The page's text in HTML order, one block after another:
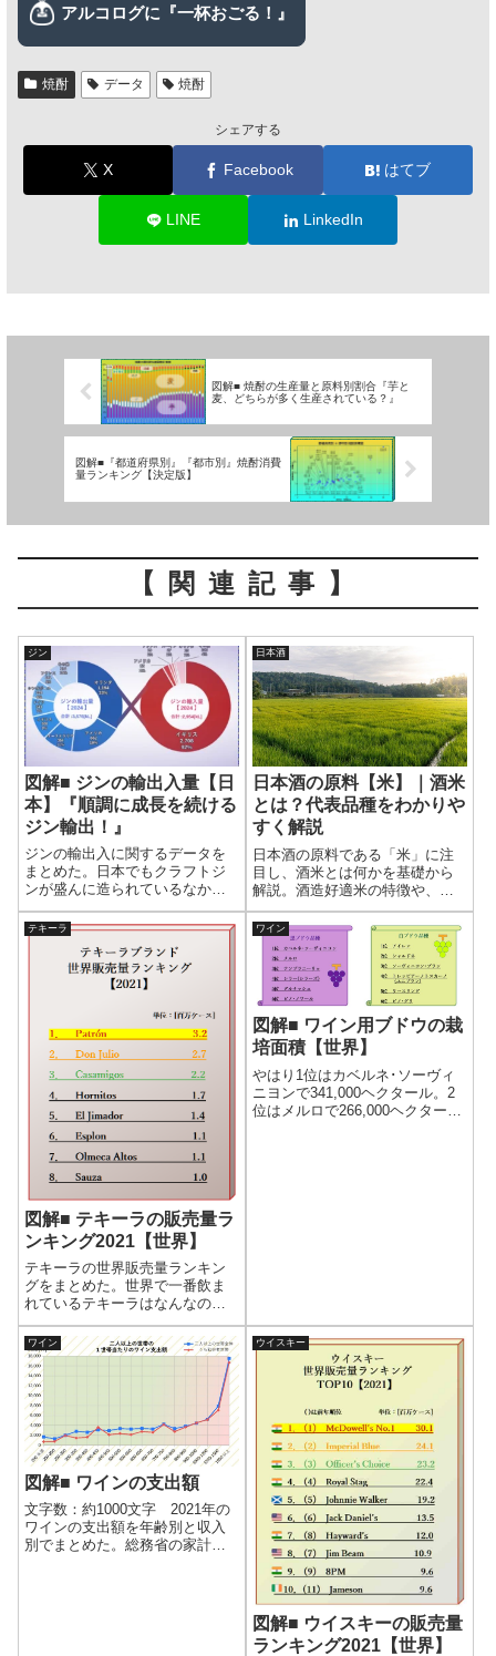
焼酎 データ 焼酎
シェアする
X Facebook はてブ
LINE LinkedIn
図解■ 焼酎の生産量と原料別割合『芋と
麦、どちらが多く生産されている？』
図解■『都道府県別』『都市別』焼酎消費
量ランキング【決定版】
【関連記事】
ジン
図解■ ジンの輸出入量【日
本】『順調に成長を続ける
ジン輸出！』
ジンの輸出入に関するデータを
まとめた。日本でもクラフトジ
ンが盛んに造られているなか、
ろうか。また、海外からのジン
のだろうか。どこの国からのジ
ンが多いのか、などの答えがデ
ータでわかる。
日本酒
日本酒の原料【米】｜酒米
とは？代表品種をわかりや
すく解説
日本酒の原料である「米」に注
目し、酒米とは何かを基礎から
解説。酒造好適米の特徴や、山
田錦・五百万石・美山錦・雄町
といった代表品種の違いを整理
し、日本酒の味わいとの関係を
わかりやすくまとめる。
テキーラ
図解■ テキーラの販売量ラ
ンキング2021【世界】
テキーラの世界販売量ランキン
グをまとめた。世界で一番飲ま
れているテキーラはなんなの
か。ドン・フリオ？パトロン？
サウザ？クエルボ？その答えが
ここでわかる！さらに各ブラン
ドの販売量推移をグラスにした
ので、急上昇中のブランドも知
ることができる。
ワイン
図解■ ワイン用ブドウの栽
培面積【世界】
やはり1位はカベルネ･ソーヴィ
ニヨンで341,000ヘクタール。2
位はメルロで266,000ヘクター
ワイン
図解■ ワインの支出額
文字数：約1000文字 2021年の
ワインの支出額を年齢別と収入
別でまとめた。総務省の家計調
ウイスキー
図解■ ウイスキーの販売量
ランキング2021【世界】